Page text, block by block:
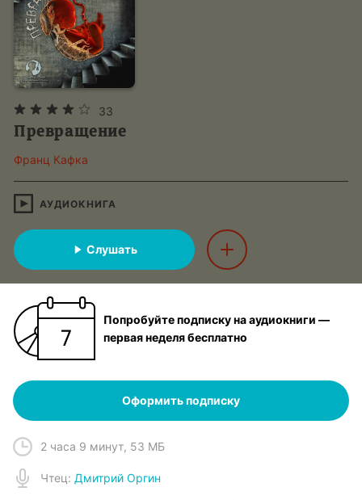
33
Превращение
Франц Кафка
АУДИОКНИГА
Слушать
Попробуйте подписку на аудиокниги —
первая неделя бесплатно
Оформить подписку
2 часа 9 минут, 53 МБ
Чтец: Дмитрий Оргин